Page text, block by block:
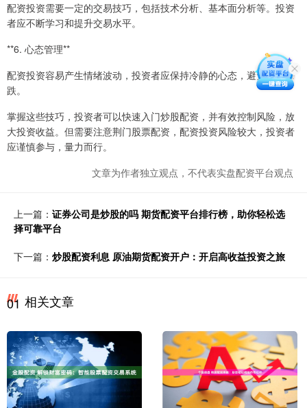
配资投资需要一定的交易技巧，包括技术分析、基本面分析等。投资
者应不断学习和提升交易水平。
**6. 心态管理**
配资投资容易产生情绪波动，投资者应保持冷静的心态，避免追涨杀
跌。
掌握这些技巧，投资者可以快速入门炒股配资，并有效控制风险，放
大投资收益。但需要注意荆门股票配资，配资投资风险较大，投资者
应谨慎参与，量力而行。
文章为作者独立观点，不代表实盘配资平台观点
上一篇： 证券公司是炒股的吗 期货配资平台排行榜，助你轻松选
择可靠平台
下一篇： 炒股配资利息 原油期货配资开户：开启高收益投资之旅
01 相关文章